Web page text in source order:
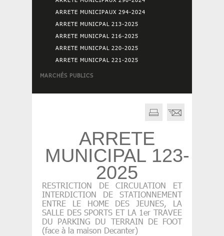
ARRETE MUNICIPAUX 294-2024
ARRETE MUNICPAL 213-2025
ARRETE MUNICPAL 216-2025
ARRETE MUNICPAL 220-2025
ARRETE MUNICPAL 221-2025
MARCHÉS PUBLICS
ARRETE
MUNICIPAL 123-
2025
RESTRICTION DE CIRCULATION ET
INTERDICTION DE STATIONNEMENT
ENTRE LE HOME DES JEUNES, LA
SALLE DES SPORTS ET LA 1er TRAVEE
DU PARKING DU TERRAIN DE FOOT
(face à la maison Decanter)